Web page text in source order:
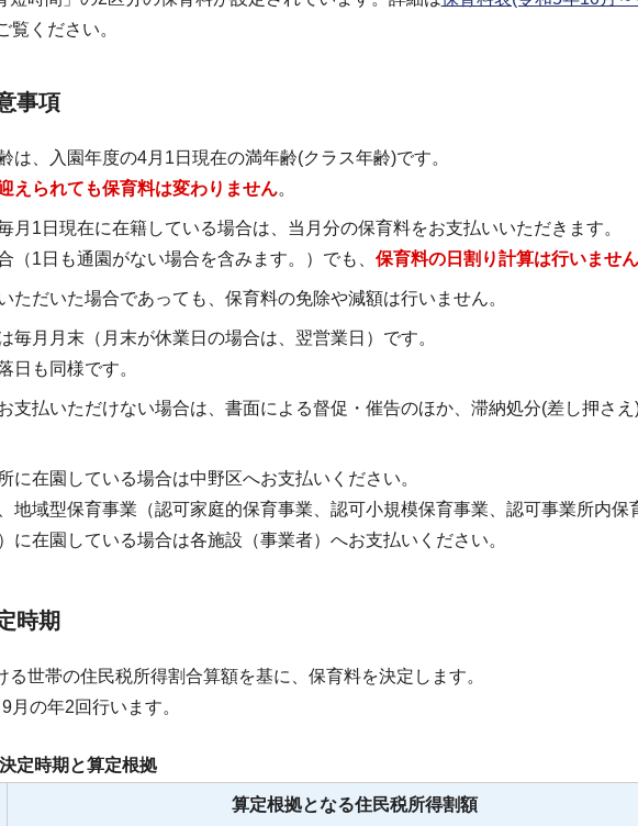
覧ください。
事項
は、入園年度の4月1日現在の満年齢(クラス年齢)です。
えられても保育料は変わりません。
月1日現在に在籍している場合は、当月分の保育料をお支払いいただきます。
（1日も通園がない場合を含みます。）でも、 保育料の日割り計算は行いません
ただいた場合であっても、保育料の免除や減額は行いません。
毎月月末（月末が休業日の場合は、翌営業日）です。
日も同様です。
支払いただけない場合は、書面による督促・催告のほか、滞納処分(差し押さ
に在園している場合は中野区へお支払いください。
地域型保育事業（認可家庭的保育事業、認可小規模保育事業、認可事業所内保
に在園している場合は各施設（事業者）へお支払いください。
時期
世帯の住民税所得割合算額を基に、保育料を決定します。
月の年2回行います。
定時期と算定根拠
算定根拠となる住民税所得割額